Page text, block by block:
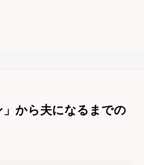
から夫になるまでの